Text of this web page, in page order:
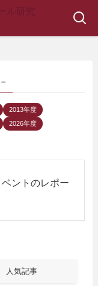
2013年度
2026年度
ントのレポー
人気記事